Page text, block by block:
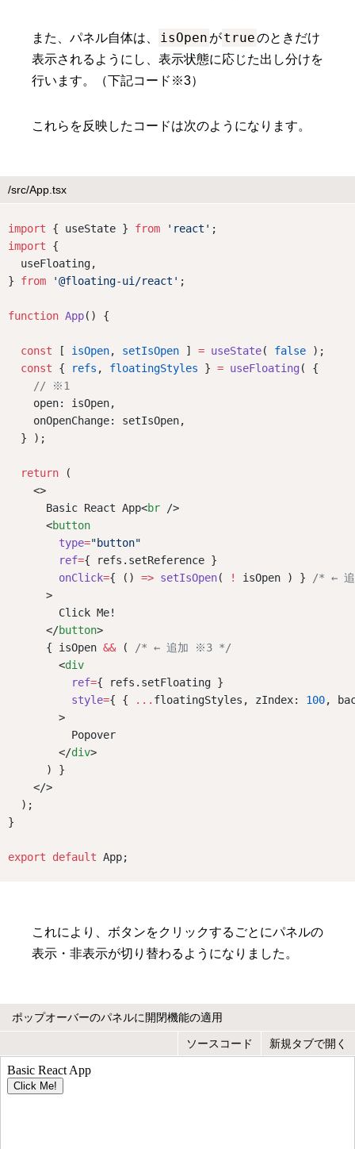
また、パネル自体は、 isOpen がtrueのときだけ
表示されるようにし、表示状態に応じた出し分けを
行います。（下記コード※3）
これらを反映したコードは次のようになります。
/src/App.tsx
import { useState } from 'react' ;
import {
  useFloating,
} from '@floating-ui/react' ;
function App() {
const [ isOpen, setIsOpen ] = useState( false );
const { refs , floatingStyles } = useFloating ( {
// ※1
    open: isOpen,
    onOpenChange: setIsOpen,
  } );
return (
    <>
      Basic React App<
br />
      <
button
type="button"
ref={ refs.setReference }
onClick={ () => setIsOpen( ! isOpen ) }
/* ←
      >
        Click Me!
      </
button>
      { isOpen
&& (
/* ← 追加 ※3 */
        <
div
ref={ refs.setFloating }
style={ { ... floatingStyles, zIndex: 100,
        >
          Popover
        </
div>
      ) }
    </>
  );
}
export default App;
これにより、ボタンをクリックするごとにパネルの
表示・非表示が切り替わるようになりました。